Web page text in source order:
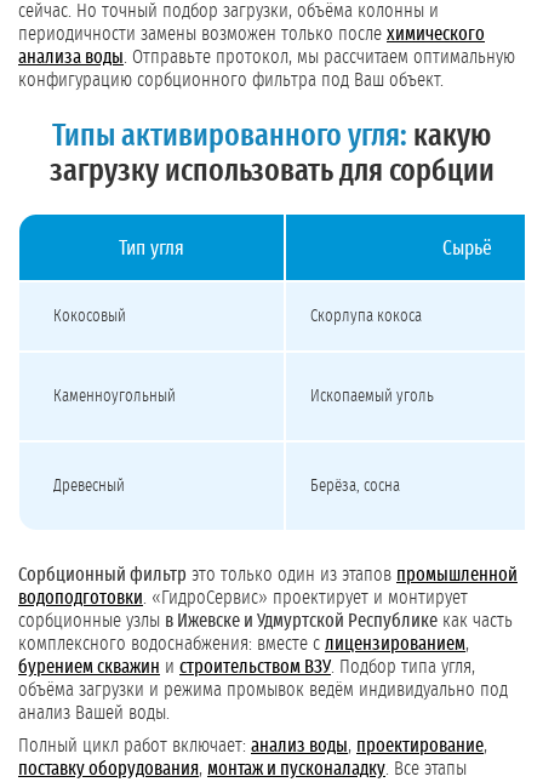
сейчас. Но точный подбор загрузки, объёма колонны и
периодичности замены возможен только после химического
анализа воды . Отправьте протокол, мы рассчитаем оптимальную
конфигурацию сорбционного фильтра под Ваш объект.
Типы активированного угля: какую
загрузку использовать для сорбции
Тип угля Сырьё
Кокосовый Скорлупа кокоса
Каменноугольный Ископаемый уголь
Древесный Берёза, сосна
Сорбционный фильтр это только один из этапов промышленной
водоподготовки . «ГидроСервис» проектирует и монтирует
сорбционные узлы в Ижевске и Удмуртской Республике как часть
комплексного водоснабжения: вместе с лицензированием,
бурением скважин и строительством ВЗУ. Подбор типа угля,
объёма загрузки и режима промывок ведём индивидуально под
анализ Вашей воды.
Полный цикл работ включает: анализ воды, проектирование,
поставку оборудования, монтаж и пусконаладку . Все этапы